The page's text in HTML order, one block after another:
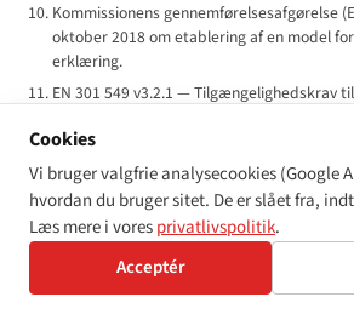
Kommissionens gennemførelsesafgørelse
oktober 2018 om etablering af en model
erklæring.
EN 301 549 v3.2.1 — Tilgængelighedskrav
FN's konvention om rettigheder for
ratificeret af Finland 11. maj 2016; i kraft for
forbehold om artikel 19).
CRPD-komiteens afsluttende bemærkninger
kombinerede anden og tredje periodiske
Cookies
Vi bruger valgfrie analysecookies (Google
hvordan du bruger sitet. De er slået fra,
Læs mere i voresprivatlivspolitik.
Acceptér